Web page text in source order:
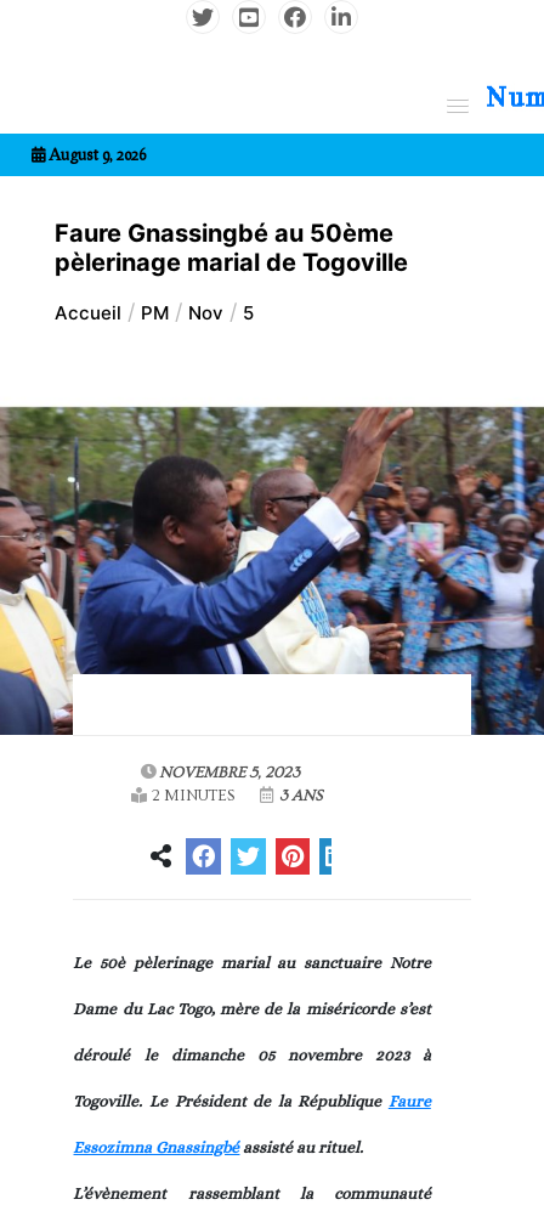
August 9, 2026
Faure Gnassingbé au 50ème
pèlerinage marial de Togoville
Accueil PM Nov 5
NOVEMBRE 5, 2023
2 MINUTES
3 ANS
Le 50è pèlerinage marial au sanctuaire Notre
Dame du Lac Togo, mère de la miséricorde s’est
déroulé le dimanche 05 novembre 2023 à
Togoville. Le Président de la République Faure
Essozimna Gnassingbéassisté au rituel.
L’évènement rassemblant la communauté